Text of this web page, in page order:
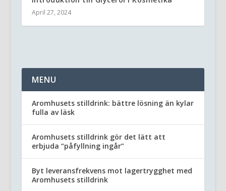
April 27, 2024
MENU
Aromhusets stilldrink: bättre lösning än kylar
fulla av läsk
Aromhusets stilldrink gör det lätt att
erbjuda “påfyllning ingår”
Byt leveransfrekvens mot lagertrygghet med
Aromhusets stilldrink